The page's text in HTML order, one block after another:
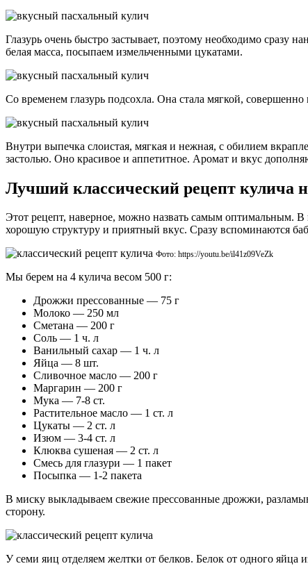
Глазурь очень быстро застывает, поэтому необходимо сразу
белая масса, посыпаем измельченными цукатами.
Со временем глазурь подсохла. Она стала мягкой,
Внутри выпечка слоистая, мягкая и нежная, с обилием
застолью. Оно красивое и аппетитное. Аромат и вкус
Лучший классический рецепт кулича
Этот рецепт, наверное, можно назвать самым оптимальным.
хорошую структуру и приятный вкус. Сразу вспоминаются
Фото: https://youtu.be/il41z09VeZk
Мы берем на 4 кулича весом 500 г:
Дрожжи прессованные — 75 г
Молоко — 250 мл
Сметана — 200 г
Соль — 1 ч. л
Ванильный сахар — 1 ч. л
Яйца — 8 шт.
Сливочное масло — 200 г
Маргарин — 200 г
Мука — 7-8 ст.
Растительное масло — 1 ст. л
Цукаты — 2 ст. л
Изюм — 3-4 ст. л
Клюква сушеная — 2 ст. л
Смесь для глазури — 1 пакет
Посыпка — 1-2 пакета
В миску выкладываем свежие прессованные дрожжи,
сторону.
У семи яиц отделяем желтки от белков. Белок от одного